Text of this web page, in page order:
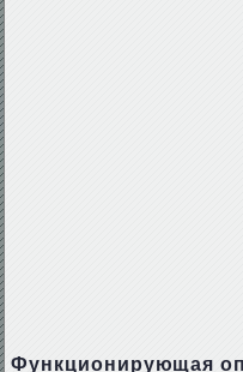
Функционирующая